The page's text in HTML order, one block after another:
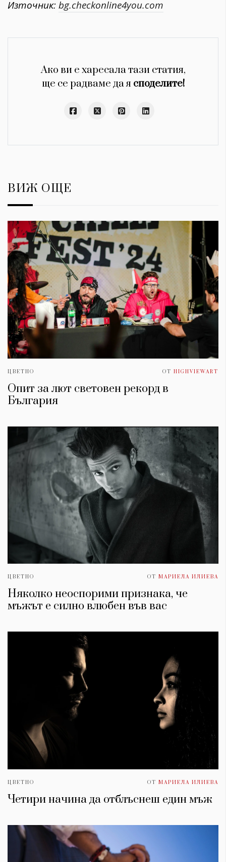
Източник: bg.checkonline4you.com
Ако ви е харесала тази статия,
ще се радваме да я споделите!
ВИЖ ОЩЕ
ЦВЕТНО ОТ HIGHVIEWART
Опит за лют световен рекорд в
България
ЦВЕТНО ОТ МАРИЕЛА ИЛИЕВА
Няколко неоспорими признака, че
мъжът е силно влюбен във вас
ЦВЕТНО ОТ МАРИЕЛА ИЛИЕВА
Четири начина да отблъснеш един мъж